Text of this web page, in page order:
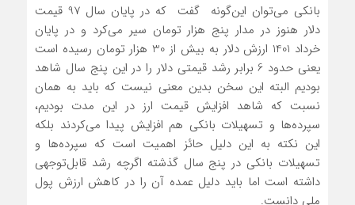
بانکی می‌توان این‌گونه گفت که در پایان سال 97 قیمت
دلار هنوز در مدار پنج هزار تومان سیر می‌کرد و در پایان
خرداد 1401 ارزش دلار به بیش از 30 هزار تومان رسیده است
یعنی حدود 6 برابر رشد قیمتی دلار را در این پنج سال شاهد
بودیم البته این سخن بدین معنی نیست که باید به همان
نسبت که شاهد افزایش قیمت ارز در این مدت بودیم،
سپرده‌ها و تسهیلات بانکی هم افزایش پیدا می‌کردند بلکه
این نکته به این دلیل حائز اهمیت است که سپرده‌ها و
تسهیلات بانکی در پنج سال گذشته اگرچه رشد قابل‌توجهی
داشته است اما باید دلیل عمده آن را در کاهش ارزش پول
ملی دانست.